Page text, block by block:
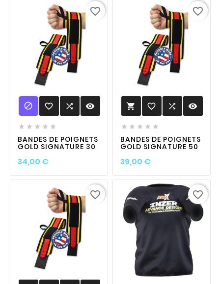
 favorite_border  visibility
    
BANDES DE POIGNETS
GOLD SIGNATURE 30
34,00 €Prix
favorite_border
 favorite_border  visibility
    
BANDES DE POIGNETS
GOLD SIGNATURE 50
39,00 €Prix
favorite_border
favorite_border favorite_border